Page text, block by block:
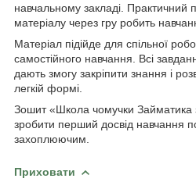
навчальному закладі. Практичний
матеріалу через гру робить
Матеріал підійде для спільної
самостійного навчання. Всі
дають змогу закріпити знання і
легкій формі.
Зошит «Школа чомучки Займатика
зробити перший досвід навчання
захоплюючим.
Приховати